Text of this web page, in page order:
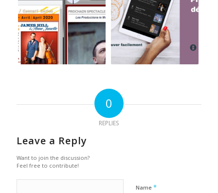
0
REPLIES
Leave a Reply
Want to join the discussion?
Feel free to contribute!
Name *